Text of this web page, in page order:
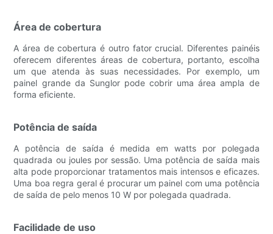
Área de cobertura
A área de cobertura é outro fator crucial. Diferentes painéis
oferecem diferentes áreas de cobertura, portanto, escolha
um que atenda às suas necessidades. Por exemplo, um
painel grande da Sunglor pode cobrir uma área ampla de
forma eficiente.
Potência de saída
A potência de saída é medida em watts por polegada
quadrada ou joules por sessão. Uma potência de saída mais
alta pode proporcionar tratamentos mais intensos e eficazes.
Uma boa regra geral é procurar um painel com uma potência
de saída de pelo menos 10 W por polegada quadrada.
Facilidade de uso